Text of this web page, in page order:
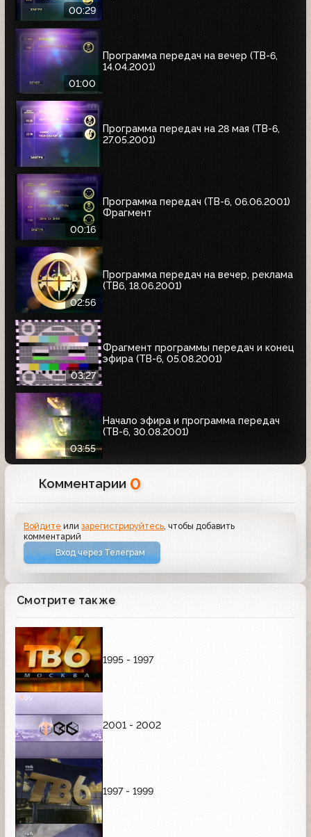
00:29
01:00
Программа передач на вечер (ТВ-6,
14.04.2001)
Программа передач на 28 мая (ТВ-6,
27.05.2001)
00:16
Программа передач (ТВ-6, 06.06.2001)
Фрагмент
02:56
Программа передач на вечер, реклама
(ТВ6, 18.06.2001)
03:27
Фрагмент программы передач и конец
эфира (ТВ-6, 05.08.2001)
03:55
Начало эфира и программа передач
(ТВ-6, 30.08.2001)
Комментарии 0
Войдите илизарегистрируйтесь, чтобы добавить
комментарий
Вход через Телеграм
Смотрите также
1995 - 1997
2001 - 2002
1997 - 1999